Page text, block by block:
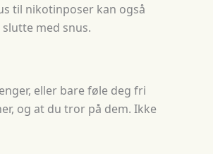
til nikotinposer kan også
med snus.
eller bare føle deg fri
og at du tror på dem. Ikke